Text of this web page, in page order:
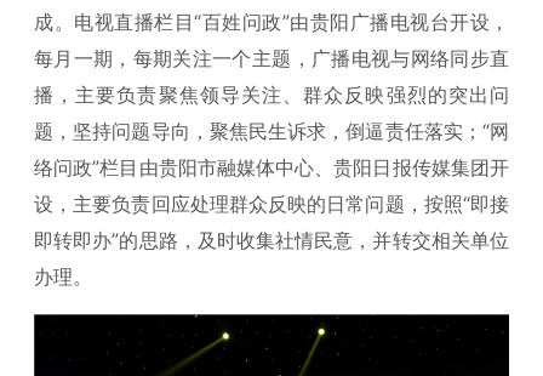
成。电视直播栏目“百姓问政”由贵阳广播电视台开设，
每月一期，每期关注一个主题，广播电视与网络同步直
播，主要负责聚焦领导关注、群众反映强烈的突出问
题，坚持问题导向，聚焦民生诉求，倒逼责任落实；“网
络问政”栏目由贵阳市融媒体中心、贵阳日报传媒集团开
设，主要负责回应处理群众反映的日常问题，按照“即接
即转即办”的思路，及时收集社情民意，并转交相关单位
办理。